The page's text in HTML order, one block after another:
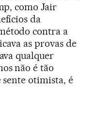
como Jair
da
contra a
as provas de
qualquer
não é tão
otimista, é